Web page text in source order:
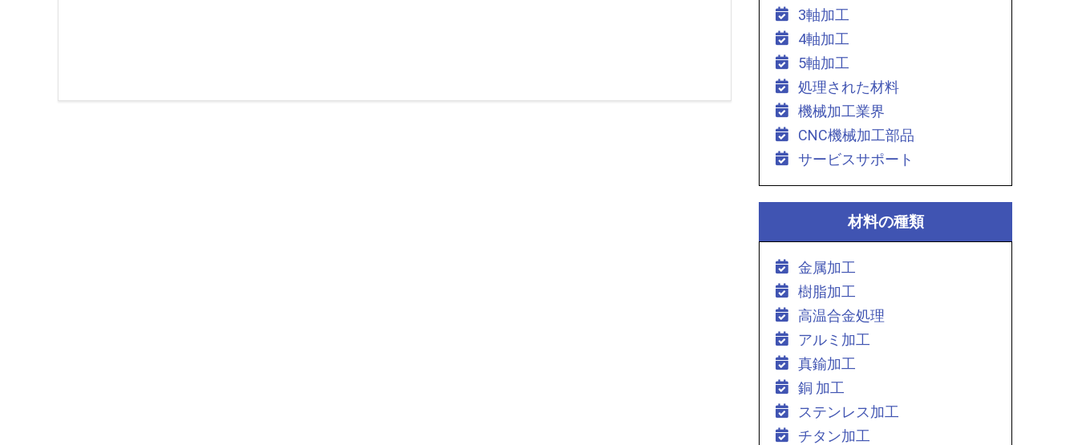
3軸加工
4軸加工
5軸加工
処理された材料
機械加工業界
CNC機械加工部品
サービスサポート
材料の種類
金属加工
樹脂加工
高温合金処理
アルミ加工
真鍮加工
銅 加工
ステンレス加工
チタン加工